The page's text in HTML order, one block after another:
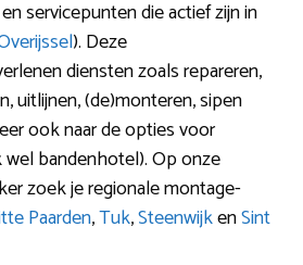
servicepunten die actief zijn in
). Deze
diensten zoals repareren,
uitlijnen, (de)monteren, sipen
ook naar de opties voor
bandenhotel). Op onze
zoek je regionale montage-
Paarden,Tuk,SteenwijkenSint